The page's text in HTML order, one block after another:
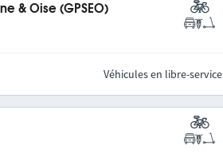
& Oise (GPSEO)
Véhicules en libre-service